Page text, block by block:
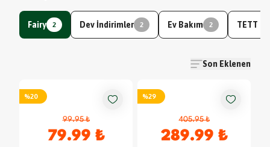
Fairy 2 Dev İndirimler 2 Ev Bakım 2 TETT
Son Eklenen
%20
99.95 ₺
79.99 ₺
%29
405.95 ₺
289.99 ₺